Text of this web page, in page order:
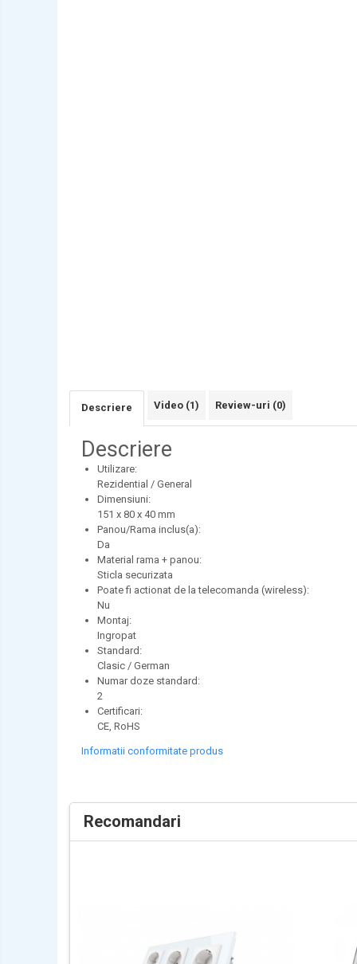
Descriere Video (1) Review-uri (0)
Descriere
Utilizare:
Rezidential / General
Dimensiuni:
151 x 80 x 40 mm
Panou/Rama inclus(a):
Da
Material rama + panou:
Sticla securizata
Poate fi actionat de la telecomanda (wireless):
Nu
Montaj:
Ingropat
Standard:
Clasic / German
Numar doze standard:
2
Certificari:
CE, RoHS
Informatii conformitate produs
Recomandari